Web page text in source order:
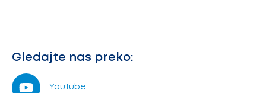
Gledajte nas preko:
YouTube